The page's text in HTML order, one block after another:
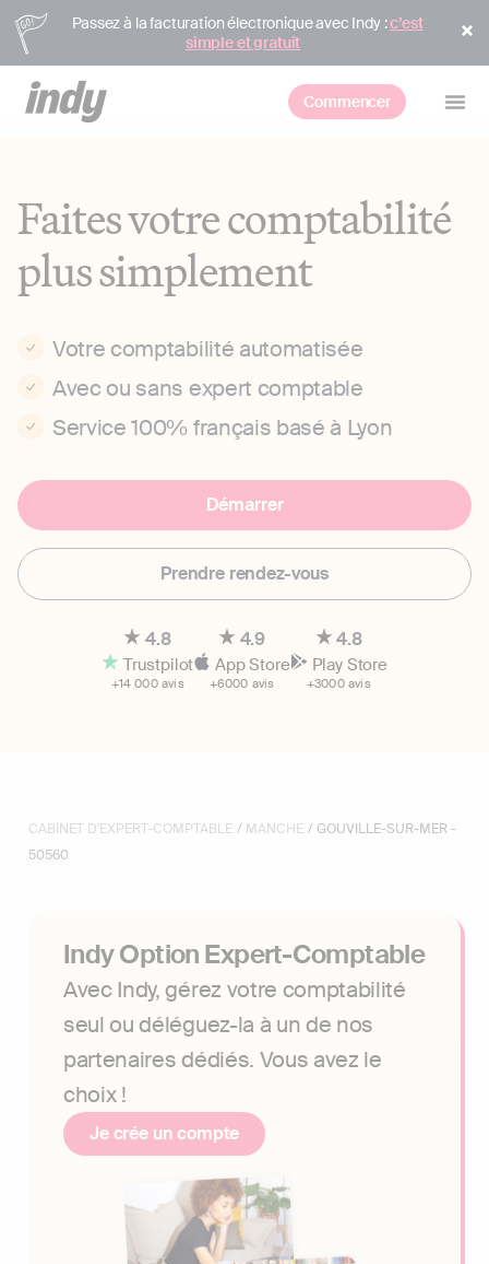
Passez à la facturation électronique avec Indy :c’est
simple et gratuit
Commencer
Faites votre comptabilité
plus simplement
Votre comptabilité automatisée
Avec ou sans expert comptable
Service 100% français basé à Lyon
Démarrer
Prendre rendez-vous
4.8
Trustpilot
+14 000 avis
4.9
App Store
+6000 avis
4.8
Play Store
+3000 avis
CABINET D'EXPERT-COMPTABLE / MANCHE / GOUVILLE-SUR-MER -
50560
Indy Option Expert-Comptable
Avec Indy, gérez votre comptabilité
seul ou déléguez-la à un de nos
partenaires dédiés. Vous avez le
choix !
Je crée un compte